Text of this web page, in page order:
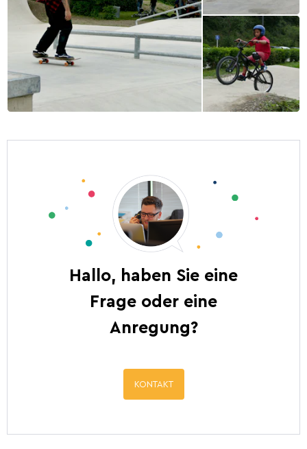
Hallo, haben Sie eine
Frage oder eine
Anregung?
KONTAKT